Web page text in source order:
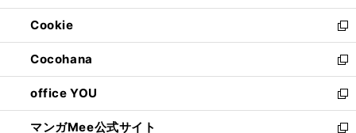
開
く
ウ
で
開
く
ン
ド
ウ
で
開
く
ウ
ィ
ン
ド
ウ
で
開
く
Cookie
新
し
い
ウ
ィ
ン
ド
Cocohana
新
し
い
ウ
ィ
office YOU
新
し
い
マンガMee公式サイト